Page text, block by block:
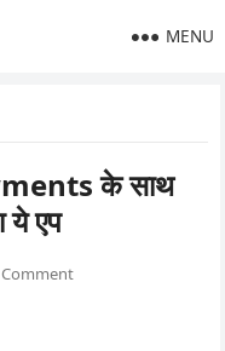
MENU
के साथ
एप